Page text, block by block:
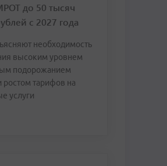
до 50 тысяч
с 2027 года
необходимость
высоким уровнем
подорожанием
ростом тарифов на
услуги